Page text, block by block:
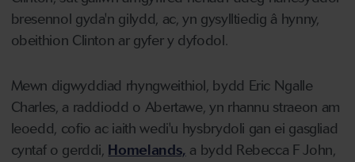
bresennol gyda'n gilydd, ac, yn gysylltiedig â hynny,
obeithion Clinton ar gyfer y dyfodol.
Mewn digwyddiad rhyngweithiol, bydd Eric Ngalle
Charles, a raddiodd o Abertawe, yn rhannu straeon am
leoedd, cofio ac iaith wedi'u hysbrydoli gan ei gasgliad
cyntaf o gerddi, Homelands, a bydd Rebecca F John,